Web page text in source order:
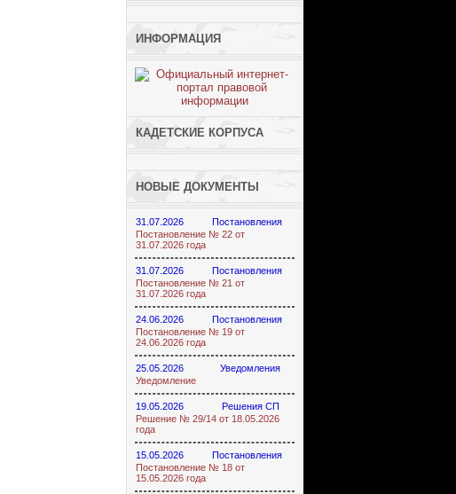
ИНФОРМАЦИЯ
КАДЕТСКИЕ КОРПУСА
НОВЫЕ ДОКУМЕНТЫ
31.07.2026
Постановления
Постановление № 22 от
31.07.2026 года
31.07.2026
Постановления
Постановление № 21 от
31.07.2026 года
24.06.2026
Постановления
Постановление № 19 от
24.06.2026 года
25.05.2026
Уведомления
Уведомление
19.05.2026
Решения СП
Решение № 29/14 от 18.05.2026
года
15.05.2026
Постановления
Постановление № 18 от
15.05.2026 года